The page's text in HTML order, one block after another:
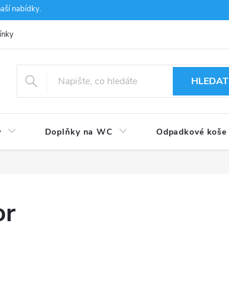
nabídky.
HLEDAT
Doplňky na WC Odpadkové koše